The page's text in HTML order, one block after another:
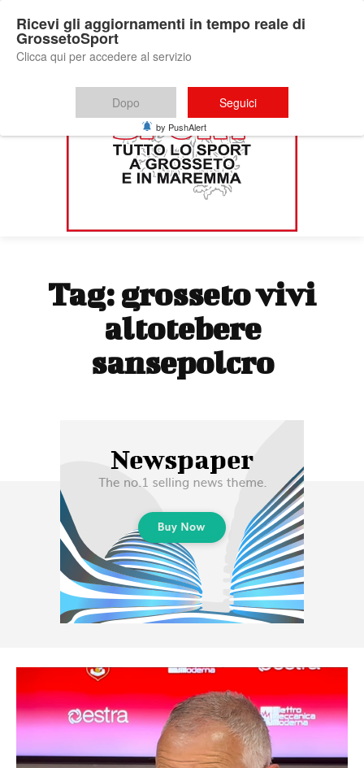
Tag: grosseto vivi
altotebere
sansepolcro
Ricevi gli aggiornamenti in tempo reale di
GrossetoSport
Clicca qui per accedere al servizio
Dopo Seguici
by PushAlert